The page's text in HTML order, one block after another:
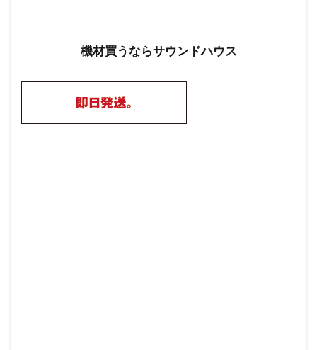
機材買うならサウンドハウス